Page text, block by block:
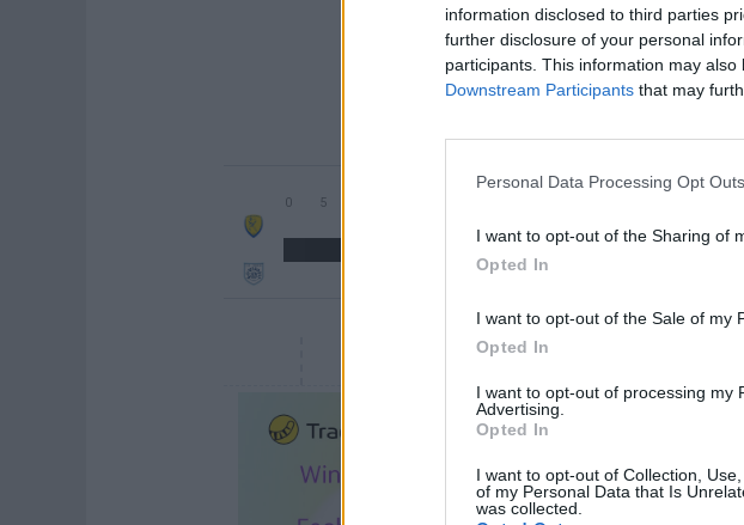
information disclosed to third parties
further disclosure of your personal
participants. This information may
Downstream Participants that may
Personal Data Processing Opt Outs
I want to opt-out of the Sharing of
Opted In
I want to opt-out of the Sale of my
Opted In
I want to opt-out of processing my
Advertising.
Opted In
I want to opt-out of Collection,
of my Personal Data that Is
was collected.